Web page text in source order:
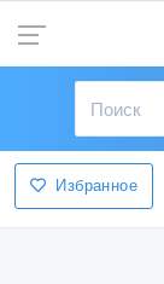
Избранное